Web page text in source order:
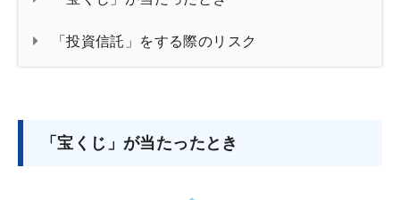
「投資信託」をする際のリスク
「宝くじ」が当たったとき